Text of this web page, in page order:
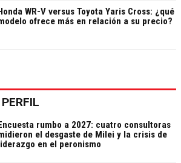
WR-V versus Toyota Yaris Cross: ¿qué
ofrece más en relación a su precio?
rumbo a 2027: cuatro consultoras
el desgaste de Milei y la crisis de
en el peronismo